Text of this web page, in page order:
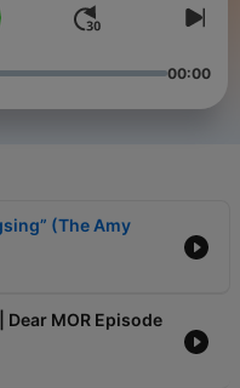
00:00
(The Amy
MOR Episode